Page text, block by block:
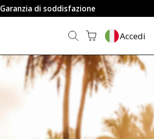
Garanzia di soddisfazione
Accedi